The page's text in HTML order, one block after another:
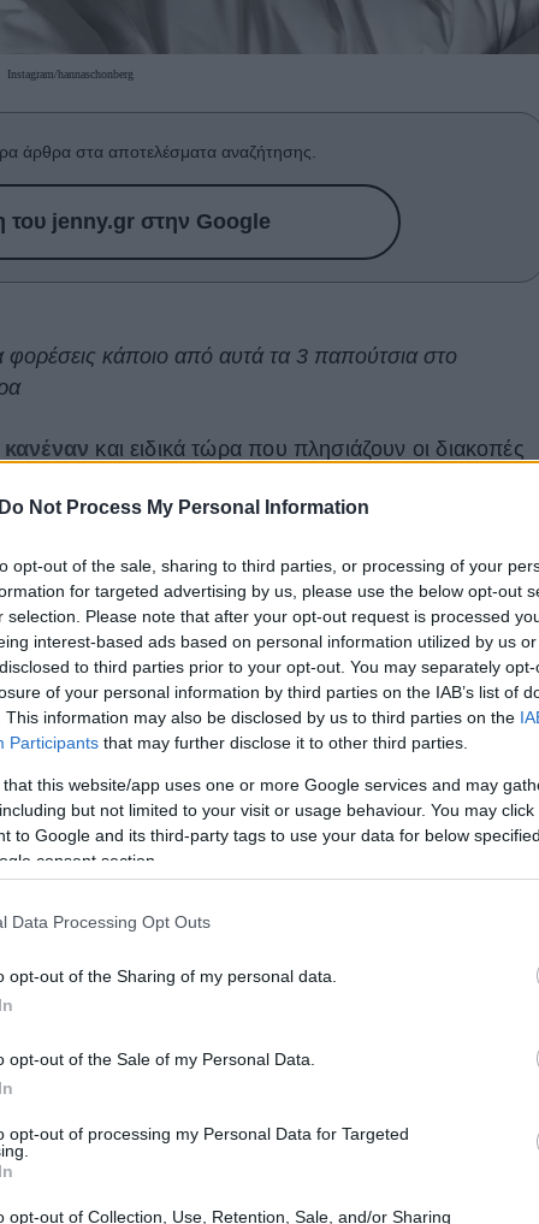
Do Not Process My Personal Information
opt-out of the sale, sharing to third parties, or processing of your
for targeted advertising by us, please use the below opt-out
selection. Please note that after your opt-out request is processed
interest-based ads based on personal information utilized by us
to third parties prior to your opt-out. You may separately
of your personal information by third parties on the IAB’s list of
This information may also be disclosed by us to third parties on the
Participants that may further disclose it to other third parties.
that this website/app uses one or more Google services and may
but not limited to your visit or usage behaviour. You may
to Google and its third-party tags to use your data for below
consent section.
Data Processing Opt Outs
opt-out of the Sharing of my personal data.
opt-out of the Sale of my Personal Data.
opt-out of processing my Personal Data for Targeted
opt-out of Collection, Use, Retention, Sale, and/or Sharing
Instagram/hannaschonberg
άρθρα στα αποτελέσματα αναζήτησης.
του jenny.gr στην Google
φορέσεις κάποιο από αυτά τα 3 παπούτσια στο
και ειδικά τώρα που πλησιάζουν οι διακοπές
με αεροπλάνο και αντί να κάνεις το μακρύ
προορισμό σου άνετα και γρήγορα καλό είναι
ώστε να έχεις μια ευχάριστηπτήση.
δεν πρέπει να φοράς σε ένα αεροπλάνο, πολύ
των διακοπών σου. Τώρα θα δούμεποια
η πτήση, αλλά και η ώρα που θα περάσεις στο
. Δεν θέλεις σίγουρα να ακουμπήσεις το πάτωμα του
να λύνεις και να δένεις κορδόνια στο security stop,
σου μεταλλικά στοιχεία και να χτυπάνε στον
Ρίξε λοιπόν μια ματιά στην παρακάτω λίστα
που δεν πρέπει να φοράς στο αεροπλάνο και ποια να
και